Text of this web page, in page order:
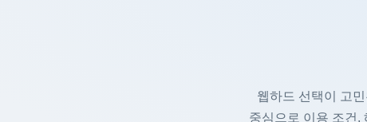
웹하드 선택이 고
중심으로 이용 조건,